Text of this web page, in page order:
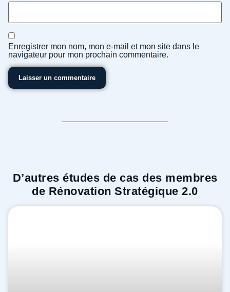
Enregistrer mon nom, mon e-mail et mon site dans le
navigateur pour mon prochain commentaire.
D’autres études de cas des membres
de Rénovation Stratégique 2.0